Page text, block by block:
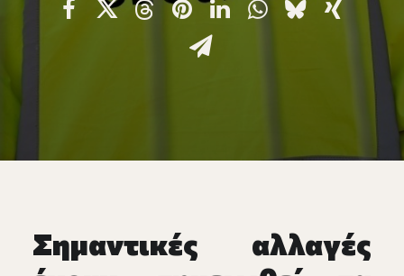
Επικοινωνία
Ευκαιρίες Καριέρας
Voucher
Σημαντικές αλλαγές